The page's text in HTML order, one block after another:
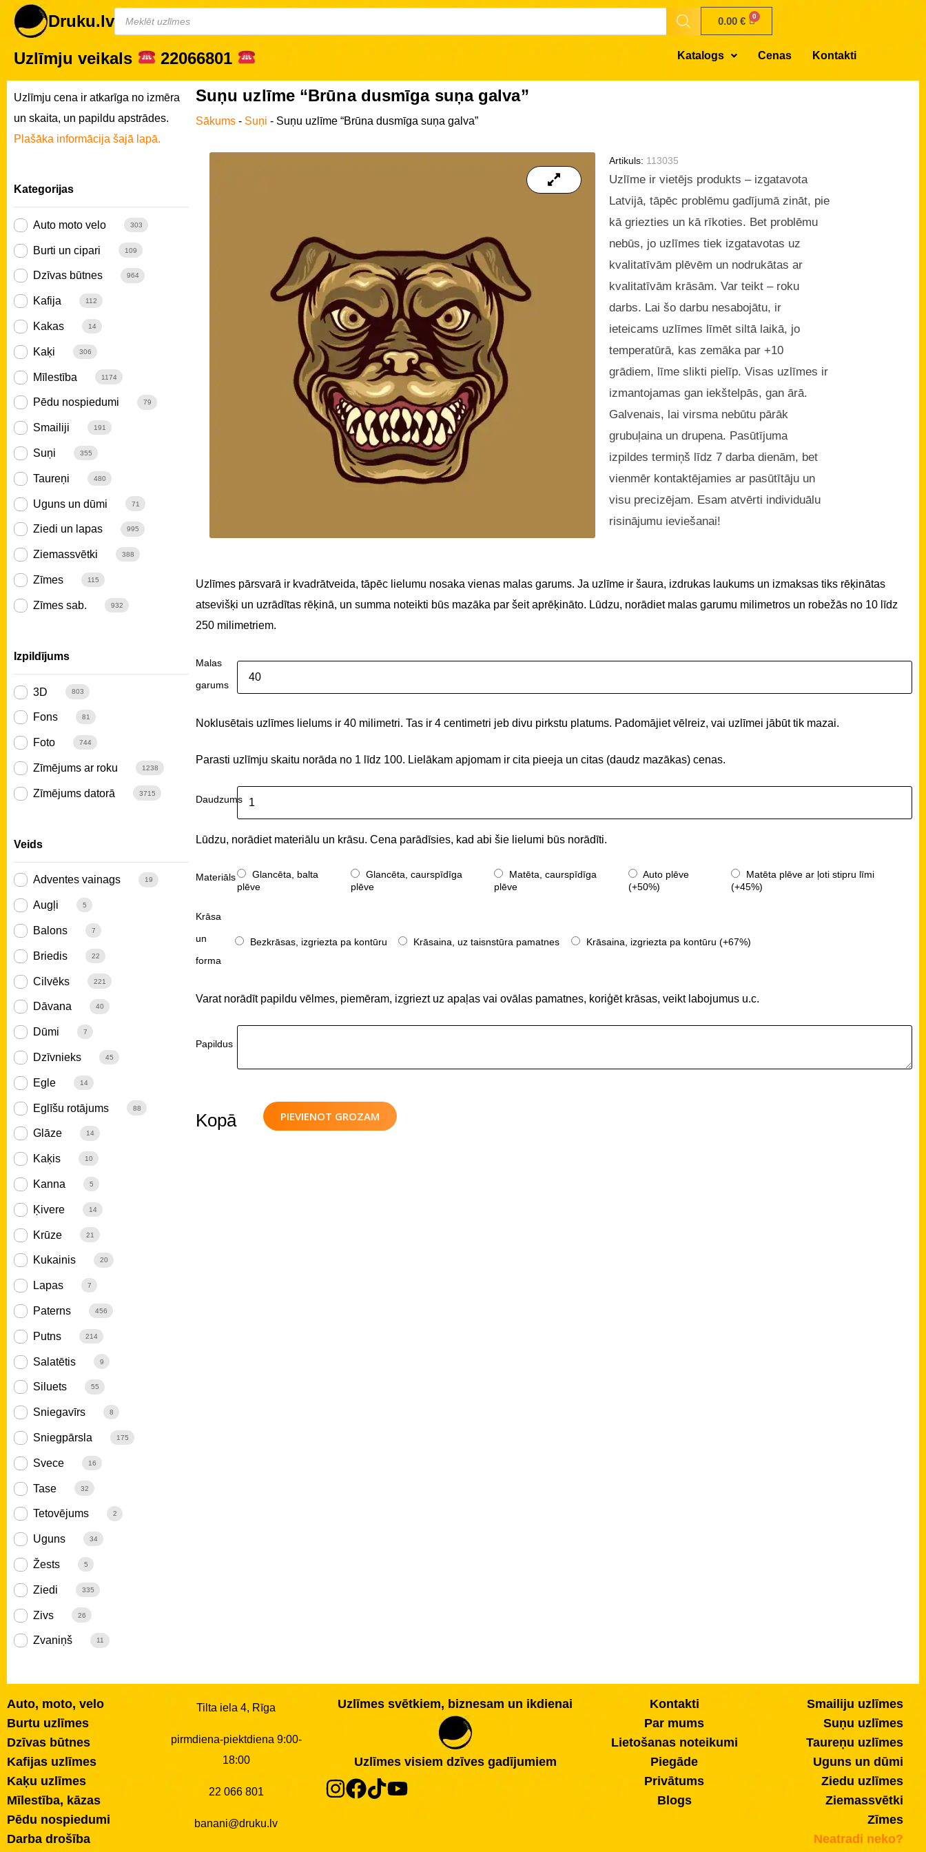
Druku.lv 0.00€
Uzlīmju veikals 22066801 Katalogs Cenas Kontakti
Uzlīmju cena ir atkarīga no izmēra
un skaita, un papildu apstrādes.
Plašāka informācija šajā lapā.
Kategorijas
Auto moto velo 303
Burti un cipari 109
Dzīvas būtnes 964
Kafija 112
Kakas 14
Kaķi 306
Mīlestība 1174
Pēdu nospiedumi 79
Smailiji 191
Suņi 355
Taureņi 480
Uguns un dūmi 71
Ziedi un lapas 995
Ziemassvētki 388
Zīmes 115
Zīmes sab. 932
Izpildījums
3D 803
Fons 81
Foto 744
Zīmējums ar roku 1238
Zīmējums datorā 3715
Veids
Adventes vainags 19
Augļi 5
Balons 7
Briedis 22
Cilvēks 221
Dāvana 40
Dūmi 7
Dzīvnieks 45
Egle 14
Eglīšu rotājums 88
Glāze 14
Kaķis 10
Kanna 5
Ķivere 14
Krūze 21
Kukainis 20
Lapas 7
Paterns 456
Putns 214
Salatētis 9
Siluets 55
Sniegavīrs 8
Sniegpārsla 175
Svece 16
Tase 32
Tetovējums 2
Uguns 34
Žests 5
Ziedi 335
Zivs 26
Zvaniņš 11
Suņu uzlīme “Brūna dusmīga suņa galva”
Sākums- Suņi - Suņu uzlīme “Brūna dusmīga suņa galva”
Artikuls: 113035
Uzlīme ir vietējs produkts – izgatavota
Latvijā, tāpēc problēmu gadījumā zināt, pie
kā griezties un kā rīkoties. Bet problēmu
nebūs, jo uzlīmes tiek izgatavotas uz
kvalitatīvām plēvēm un nodrukātas ar
kvalitatīvām krāsām. Var teikt – roku
darbs. Lai šo darbu nesabojātu, ir
ieteicams uzlīmes līmēt siltā laikā, jo
temperatūrā, kas zemāka par +10
grādiem, līme slikti pielīp. Visas uzlīmes ir
izmantojamas gan iekštelpās, gan ārā.
Galvenais, lai virsma nebūtu pārāk
grubuļaina un drupena. Pasūtījuma
izpildes termiņš līdz 7 darba dienām, bet
vienmēr kontaktējamies ar pasūtītāju un
visu precizējam. Esam atvērti individuālu
risinājumu ieviešanai!
Uzlīmes pārsvarā ir kvadrātveida, tāpēc lielumu nosaka vienas malas garums. Ja uzlīme ir šaura, izdrukas laukums un izmaksas tiks rēķinātas
atsevišķi un uzrādītas rēķinā, un summa noteikti būs mazāka par šeit aprēķināto. Lūdzu, norādiet malas garumu milimetros un robežās no 10 līdz
250 milimetriem.
Malas
garums
Noklusētais uzlīmes lielums ir 40 milimetri. Tas ir 4 centimetri jeb divu pirkstu platums. Padomājiet vēlreiz, vai uzlīmei jābūt tik mazai.
Parasti uzlīmju skaitu norāda no 1 līdz 100. Lielākam apjomam ir cita pieeja un citas (daudz mazākas) cenas.
Daudzums
Lūdzu, norādiet materiālu un krāsu. Cena parādīsies, kad abi šie lielumi būs norādīti.
Materiāls
Glancēta, balta
plēve
Glancēta, caurspīdīga
plēve
Matēta, caurspīdīga
plēve
Auto plēve
(+50%)
Matēta plēve ar ļoti stipru līmi
(+45%)
Krāsa
un
forma
Bezkrāsas, izgriezta pa kontūru Krāsaina, uz taisnstūra pamatnes Krāsaina, izgriezta pa kontūru (+67%)
Varat norādīt papildu vēlmes, piemēram, izgriezt uz apaļas vai ovālas pamatnes, koriģēt krāsas, veikt labojumus u.c.
Papildus
PIEVIENOT GROZAM
Kopā
Auto, moto, velo
Burtu uzlīmes
Dzīvas būtnes
Kafijas uzlīmes
Kaķu uzlīmes
Mīlestība, kāzas
Pēdu nospiedumi
Darba drošība
Tilta iela 4, Rīga
pirmdiena-piektdiena 9:00-
18:00
22 066 801
banani@druku.lv
Uzlīmes svētkiem, biznesam un ikdienai
Uzlīmes visiem dzīves gadījumiem
Kontakti
Par mums
Lietošanas noteikumi
Piegāde
Privātums
Blogs
Smailiju uzlīmes
Suņu uzlīmes
Taureņu uzlīmes
Uguns un dūmi
Ziedu uzlīmes
Ziemassvētki
Zīmes
Neatradi neko?